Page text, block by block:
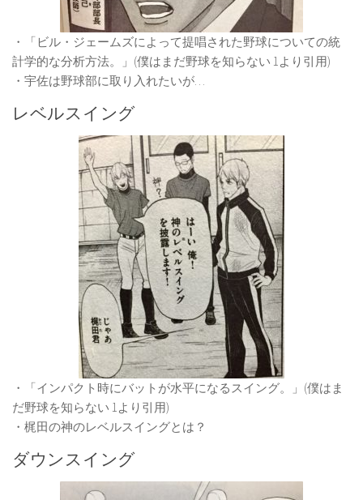
・「ビル・ジェームズによって提唱された野球についての統
計学的な分析方法。」(僕はまだ野球を知らない 1より引用)
・宇佐は野球部に取り入れたいが…
レベルスイング
・「インパクト時にバットが水平になるスイング。」(僕はま
だ野球を知らない 1より引用)
・梶田の神のレベルスイングとは？
ダウンスイング